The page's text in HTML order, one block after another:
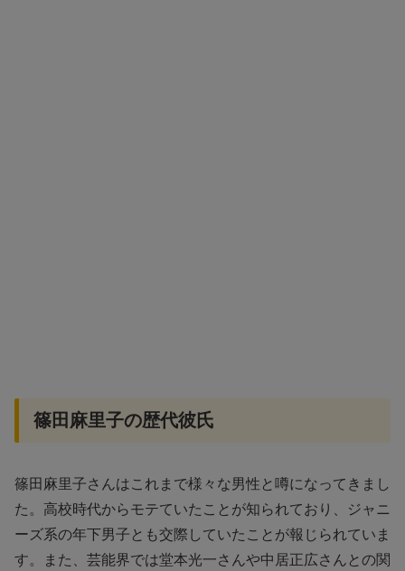
篠田麻里子の歴代彼氏
篠田麻里子さんはこれまで様々な男性と噂になってきまし
た。高校時代からモテていたことが知られており、ジャニ
ーズ系の年下男子とも交際していたことが報じられていま
す。また、芸能界では堂本光一さんや中居正広さんとの関